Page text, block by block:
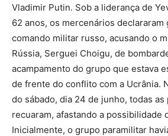
Vladimir Putin. Sob a liderança de
62 anos, os mercenários declararam
comando militar russo, acusando o
Rússia, Serguei Choigu, de
acampamento do grupo que estava
de frente do conflito com a Ucrânia.
do sábado, dia 24 de junho, todas
recuaram, afastando a possibilidade
Inicialmente, o grupo paramilitar